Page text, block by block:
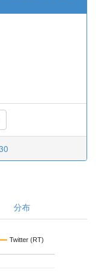
分布
Twitter (RT)